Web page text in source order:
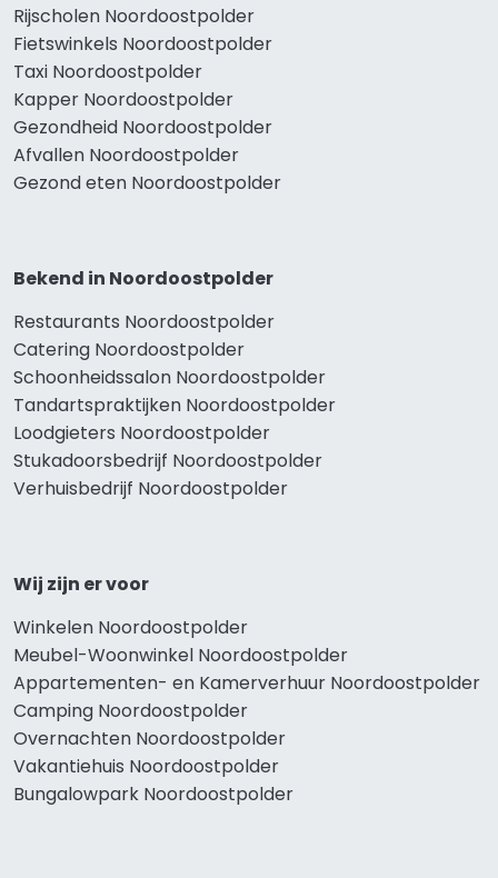
Rijscholen Noordoostpolder
Fietswinkels Noordoostpolder
Taxi Noordoostpolder
Kapper Noordoostpolder
Gezondheid Noordoostpolder
Afvallen Noordoostpolder
Gezond eten Noordoostpolder
Bekend in Noordoostpolder
Restaurants Noordoostpolder
Catering Noordoostpolder
Schoonheidssalon Noordoostpolder
Tandartspraktijken Noordoostpolder
Loodgieters Noordoostpolder
Stukadoorsbedrijf Noordoostpolder
Verhuisbedrijf Noordoostpolder
Wij zijn er voor
Winkelen Noordoostpolder
Meubel-Woonwinkel Noordoostpolder
Appartementen- en Kamerverhuur Noordoostpolder
Camping Noordoostpolder
Overnachten Noordoostpolder
Vakantiehuis Noordoostpolder
Bungalowpark Noordoostpolder